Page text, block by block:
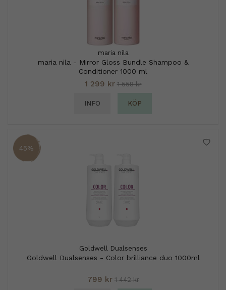
maria nila
maria nila - Mirror Gloss Bundle Shampoo &
Conditioner 1000 ml
1 299 kr 1 558 kr
INFO KÖP
45%
Goldwell Dualsenses
Goldwell Dualsenses - Color brilliance duo 1000ml
799 kr 1 442 kr